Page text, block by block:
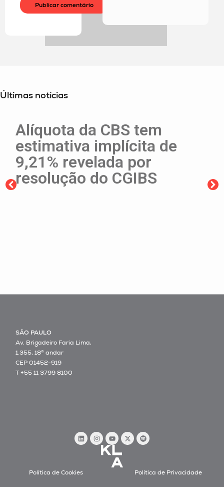
Últimas notícias
Alíquota da CBS tem
estimativa implícita de
9,21% revelada por
resolução do CGIBS
SÃO PAULO
Av. Brigadeiro Faria Lima,
1.355, 18º andar
CEP 01452-919
T +55 11 3799 8100
Política de Cookies Política de Privacidade